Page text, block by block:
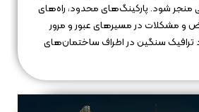
منجر شود. پارکینگ‌های محدود، راه‌های
و مشکلات در مسیرهای عبور و مرور
ترافیک سنگین در اطراف ساختمان‌های